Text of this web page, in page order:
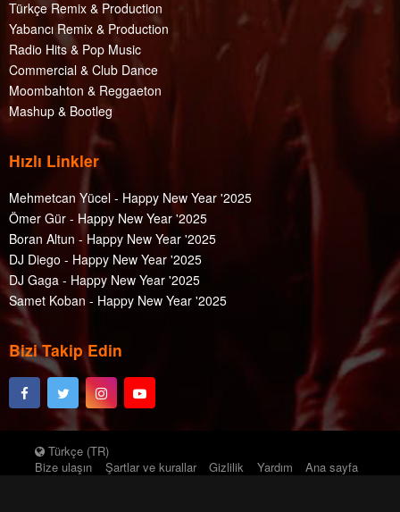
Türkçe Remix & Production
Yabancı Remix & Production
Radio Hits & Pop Music
Commercial & Club Dance
Moombahton & Reggaeton
Mashup & Bootleg
Hızlı Linkler
Mehmetcan Yücel - Happy New Year '2025
Ömer Gür - Happy New Year '2025
Boran Altun - Happy New Year '2025
DJ Diego - Happy New Year '2025
DJ Gaga - Happy New Year '2025
Samet Koban - Happy New Year '2025
Bizi Takip Edin
Türkçe (TR)
Bize ulaşın
Şartlar ve kurallar Gizlilik Yardım Ana sayfa